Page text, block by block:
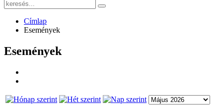
Címlap
Események
Események